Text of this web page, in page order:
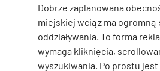
Dobrze zaplanowana
miejskiej wciąż ma ogromną
oddziaływania. To forma
wymaga kliknięcia,
wyszukiwania. Po prostu jest